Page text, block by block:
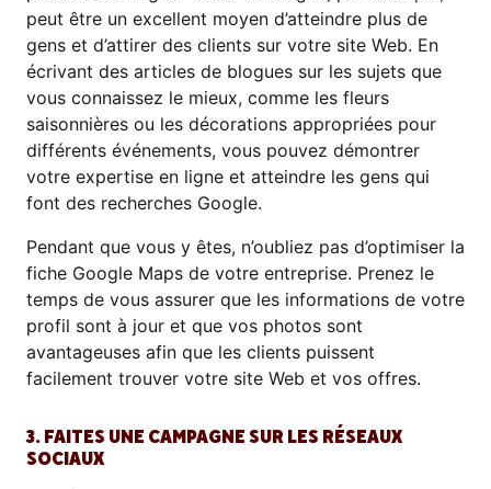
peut être un excellent moyen d’atteindre plus de
gens et d’attirer des clients sur votre site Web. En
écrivant des articles de blogues sur les sujets que
vous connaissez le mieux, comme les fleurs
saisonnières ou les décorations appropriées pour
différents événements, vous pouvez démontrer
votre expertise en ligne et atteindre les gens qui
font des recherches Google.
Pendant que vous y êtes, n’oubliez pas d’optimiser la
fiche Google Maps de votre entreprise. Prenez le
temps de vous assurer que les informations de votre
profil sont à jour et que vos photos sont
avantageuses afin que les clients puissent
facilement trouver votre site Web et vos offres.
3. FAITES UNE CAMPAGNE SUR LES RÉSEAUX
SOCIAUX